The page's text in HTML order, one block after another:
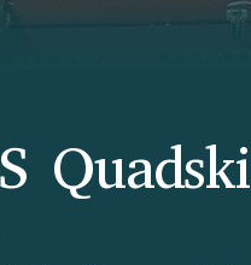
Quadski